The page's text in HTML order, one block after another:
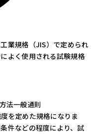
業規格（JIS）で定められ
よく使用される試験規格
法一般通則
を定めた規格になりま
件などの程度により、試